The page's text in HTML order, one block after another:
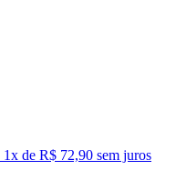
1x de R$ 72,90 sem juros